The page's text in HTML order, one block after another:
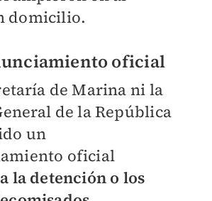
domicilio.
oficial
de Marina ni la
de la República
un
oficial
la detención o los